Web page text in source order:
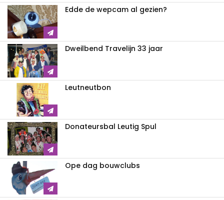
Edde de wepcam al gezien?
Dweilbend Travelijn 33 jaar
Leutneutbon
Donateursbal Leutig Spul
Ope dag bouwclubs